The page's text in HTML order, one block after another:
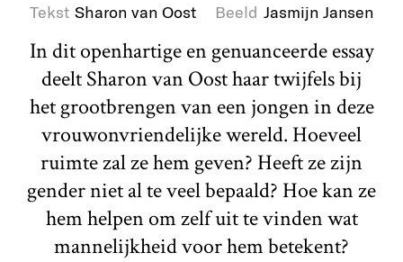
Tekst Sharon van Oost Beeld Jasmijn Jansen
In dit openhartige en genuanceerde essay
deelt Sharon van Oost haar twijfels bij
het grootbrengen van een jongen in deze
vrouwonvriendelijke wereld. Hoeveel
ruimte zal ze hem geven? Heeft ze zijn
gender niet al te veel bepaald? Hoe kan ze
hem helpen om zelf uit te vinden wat
mannelijkheid voor hem betekent?